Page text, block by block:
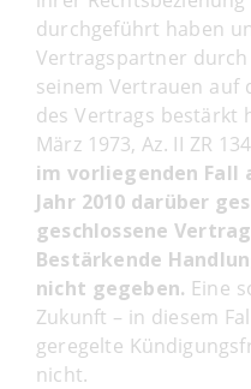
durchgeführt haben
Vertragspartner
seinem Vertrauen auf
des Vertrags bestärkt
März 1973, Az. II ZR
im vorliegenden Fall
Jahr 2010 darüber
geschlossene
Bestärkende
nicht gegeben. Eine
Zukunft – in diesem
geregelte
nicht.